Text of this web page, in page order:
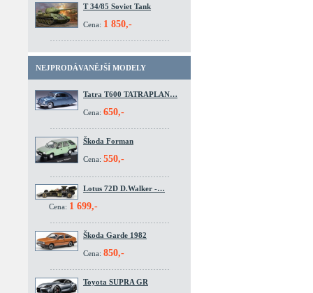
T 34/85 Soviet Tank
Cena: 1 850,-
NEJPRODÁVANĚJŠÍ MODELY
Tatra T600 TATRAPLAN…
Cena: 650,-
Škoda Forman
Cena: 550,-
Lotus 72D D.Walker -…
Cena: 1 699,-
Škoda Garde 1982
Cena: 850,-
Toyota SUPRA GR